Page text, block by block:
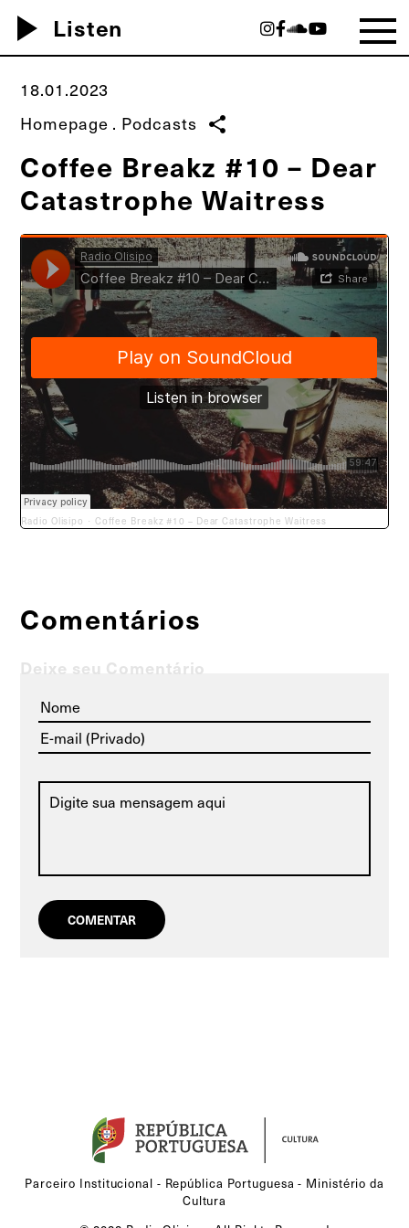
play_arrow Listen
18.01.2023
Homepage . Podcasts share
Coffee Breakz #10 – Dear
Catastrophe Waitress
Radio Olisipo · Coffee Breakz #10 – Dear Catastrophe Waitress
Comentários
Deixe seu Comentário
Parceiro Institucional - República Portuguesa - Ministério da
Cultura